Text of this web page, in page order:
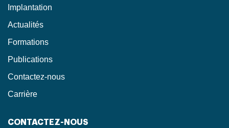
Implantation
Actualités
Formations
Publications
Contactez-nous
Carrière
CONTACTEZ-NOUS